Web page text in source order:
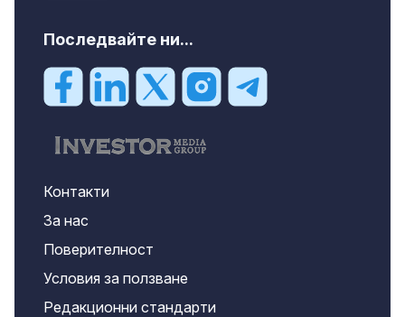
Последвайте ни...
Контакти
За нас
Поверителност
Условия за ползване
Редакционни стандарти